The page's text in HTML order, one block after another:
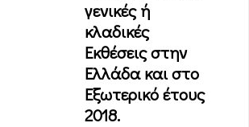
γενικές ή
κλαδικές
Εκθέσεις στην
Ελλάδα και στο
Εξωτερικό έτους
2018.